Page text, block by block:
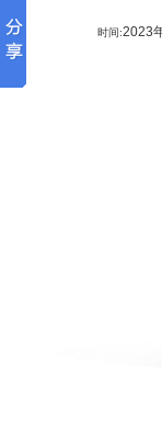
时间:2023